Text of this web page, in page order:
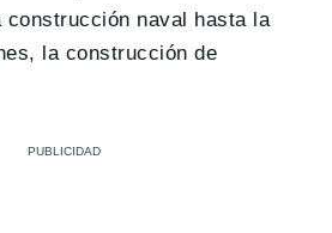
construcción naval hasta la
la construcción de